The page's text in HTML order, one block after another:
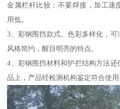
金属栏杆比较：不要焊接，加工速
用低。
3、彩钢围挡款式、色彩多样化，
风格简约，醒目明亮的特点。
4、彩钢围挡材料和护拦结构方法
品上，产品经检测机构鉴定符合使用